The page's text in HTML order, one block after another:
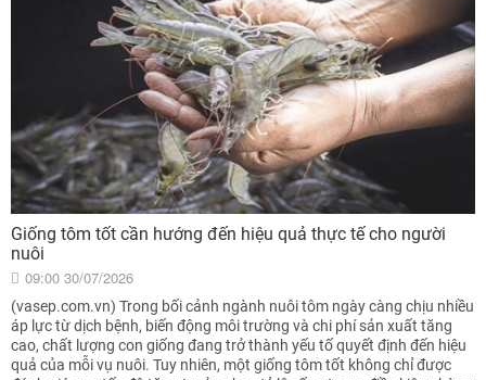
Giống tôm tốt cần hướng đến hiệu quả thực tế cho người
nuôi
09:00 30/07/2026
(vasep.com.vn) Trong bối cảnh ngành nuôi tôm ngày càng chịu nhiều
áp lực từ dịch bệnh, biến động môi trường và chi phí sản xuất tăng
cao, chất lượng con giống đang trở thành yếu tố quyết định đến hiệu
quả của mỗi vụ nuôi. Tuy nhiên, một giống tôm tốt không chỉ được